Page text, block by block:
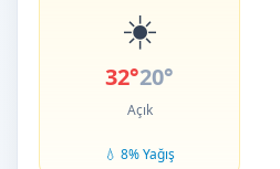
☀️
32°20°
Açık
💧 8% Yağış